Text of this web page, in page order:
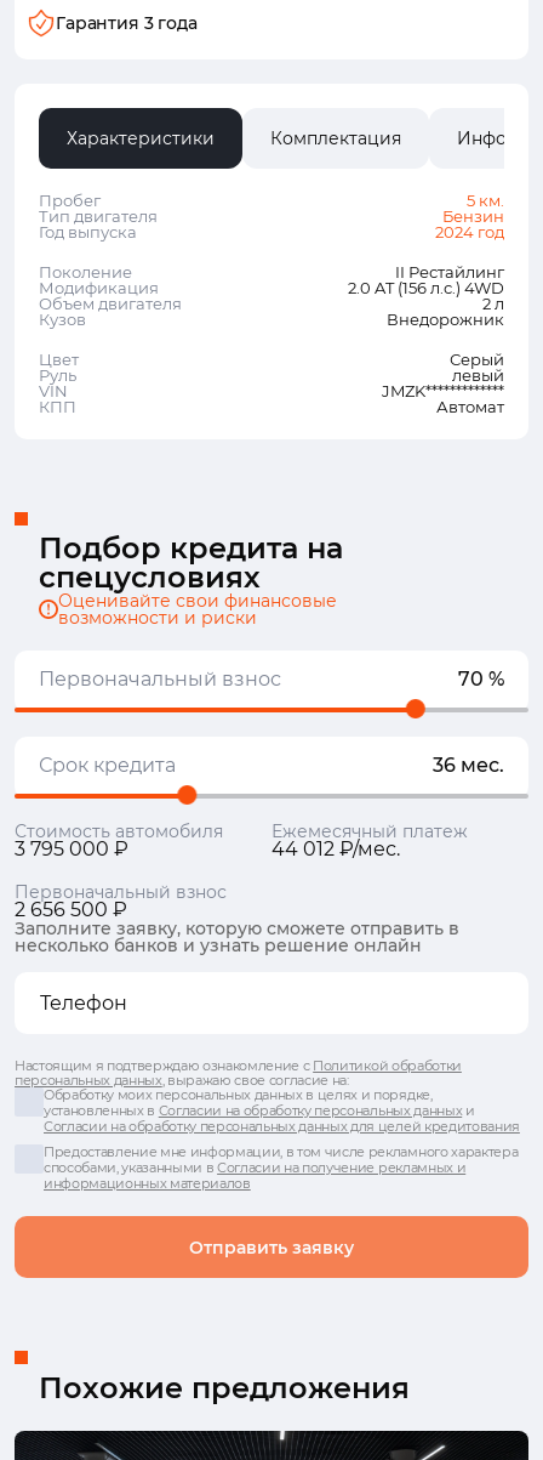
Гарантия 3 года
Характеристики Комплектация
Пробег
5 км.
Тип двигателя
Бензин
Год выпуска
2024 год
Поколение
II Рестайлинг
Модификация
2.0 AT (156 л.с.) 4WD
Объем двигателя
2 л
Кузов
Внедорожник
Цвет
Серый
Руль
левый
VIN
JMZK*************
КПП
Автомат
Подбор кредита на
спецусловиях
Оценивайте свои финансовые
возможности и риски
Первоначальный взнос 70 %
Срок кредита 36 мес.
Стоимость автомобиля
3 795 000 ₽
Ежемесячный платеж
44 012 ₽/мес.
Первоначальный взнос
2 656 500 ₽
Заполните заявку, которую сможете отправить в
несколько банков и узнать решение онлайн
Отправить заявку
Настоящим я подтверждаю ознакомление с Политикой обработки
персональных данных, выражаю свое согласие на:
Обработку моих персональных данных в целях и порядке,
установленных в Согласии на обработку персональных данныхи
Согласии на обработку персональных данных для целей кредитования
Предоставление мне информации, в том числе рекламного характера
способами, указанными вСогласии на получение рекламных и
информационных материалов
Похожие предложения